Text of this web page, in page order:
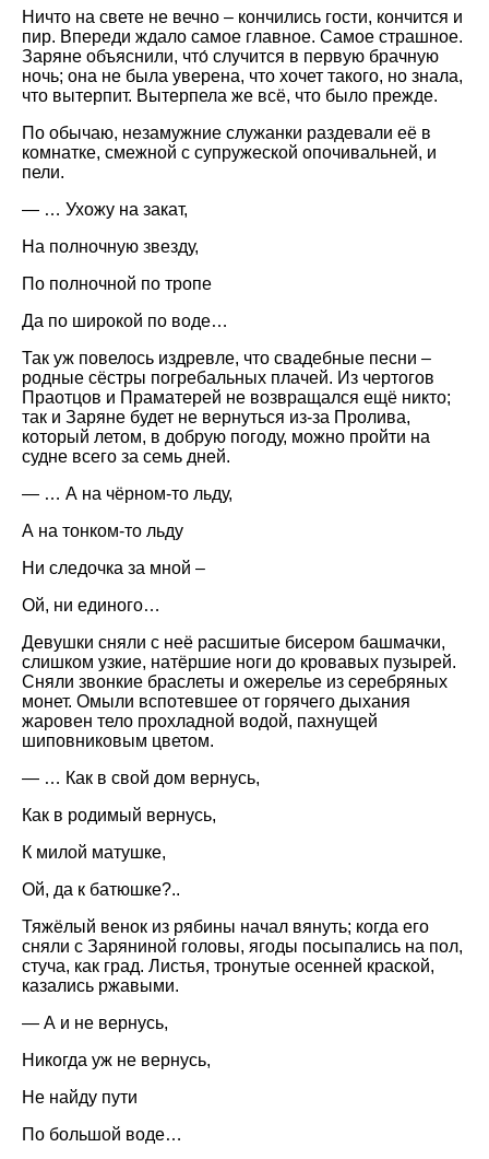
Ничто на свете не вечно – кончились гости, кончится и
пир. Впереди ждало самое главное. Самое страшное.
Заряне объяснили, что́ случится в первую брачную
ночь; она не была уверена, что хочет такого, но знала,
что вытерпит. Вытерпела же всё, что было прежде.
По обычаю, незамужние служанки раздевали её в
комнатке, смежной с супружеской опочивальней, и
пели.
— … Ухожу на закат,
На полночную звезду,
По полночной по тропе
Да по широкой по воде…
Так уж повелось издревле, что свадебные песни –
родные сёстры погребальных плачей. Из чертогов
Праотцов и Праматерей не возвращался ещё никто;
так и Заряне будет не вернуться из-за Пролива,
который летом, в добрую погоду, можно пройти на
судне всего за семь дней.
— … А на чёрном-то льду,
А на тонком-то льду
Ни следочка за мной –
Ой, ни единого…
Девушки сняли с неё расшитые бисером башмачки,
слишком узкие, натёршие ноги до кровавых пузырей.
Сняли звонкие браслеты и ожерелье из серебряных
монет. Омыли вспотевшее от горячего дыхания
жаровен тело прохладной водой, пахнущей
шиповниковым цветом.
— … Как в свой дом вернусь,
Как в родимый вернусь,
К милой матушке,
Ой, да к батюшке?..
Тяжёлый венок из рябины начал вянуть; когда его
сняли с Заряниной головы, ягоды посыпались на пол,
стуча, как град. Листья, тронутые осенней краской,
казались ржавыми.
— А и не вернусь,
Никогда уж не вернусь,
Не найду пути
По большой воде…